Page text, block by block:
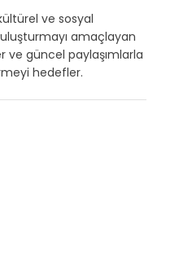
ve sosyal
amaçlayan
ve güncel paylaşımlarla
hedefler.